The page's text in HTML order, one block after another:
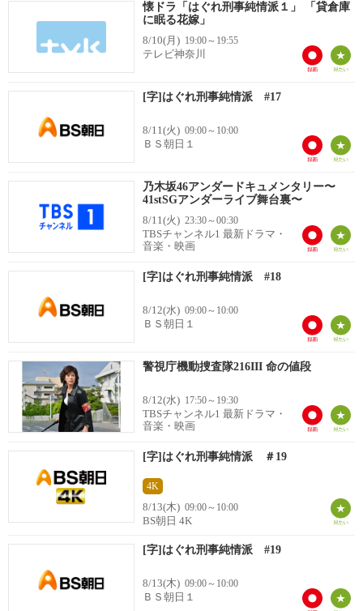
懐ドラ「はぐれ刑事純情派１」 「貸倉庫
に眠る花嫁」
8/10(月) 19:00～19:55
テレビ神奈川
[字]はぐれ刑事純情派 #17
8/11(火) 09:00～10:00
ＢＳ朝日１
乃木坂46アンダードキュメンタリー〜
41stSGアンダーライブ舞台裏〜
8/11(火) 23:30～00:30
TBSチャンネル1 最新ドラマ・
音楽・映画
[字]はぐれ刑事純情派 #18
8/12(水) 09:00～10:00
ＢＳ朝日１
警視庁機動捜査隊216III 命の値段
8/12(水) 17:50～19:30
TBSチャンネル1 最新ドラマ・
音楽・映画
[字]はぐれ刑事純情派 ＃19
4K
8/13(木) 09:00～10:00
BS朝日 4K
[字]はぐれ刑事純情派 #19
8/13(木) 09:00～10:00
ＢＳ朝日１